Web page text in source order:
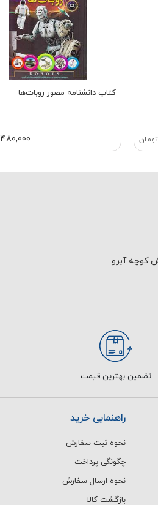
تومان
کتاب دانشنامه مصور روبات‌ها
480,000
تضمین بهترین قیمت
راهنمایی خرید
نحوه ثبت سفارش
چگونگی پرداخت
نحوه ارسال سفارش
بازگشت کالا